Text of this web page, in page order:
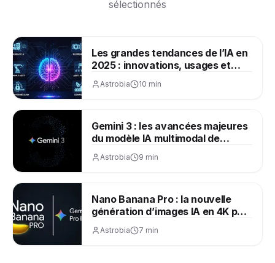
sélectionnés
Les grandes tendances de l’IA en
2025 : innovations, usages et
impacts majeurs
Astrobia 10 min
Gemini 3 : les avancées majeures
du modèle IA multimodal de
Google (2025)
Astrobia 9 min
Nano Banana Pro : la nouvelle
génération d’images IA en 4K par
Google
Astrobia 7 min